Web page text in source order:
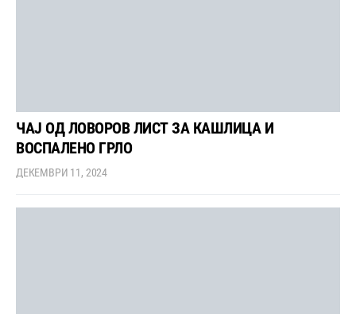
ЧАЈ ОД ЛОВОРОВ ЛИСТ ЗА КАШЛИЦА И
ВОСПАЛЕНО ГРЛО
ДЕКЕМВРИ 11, 2024